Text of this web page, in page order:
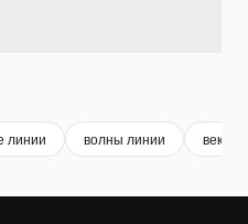
линии волны линии вектор